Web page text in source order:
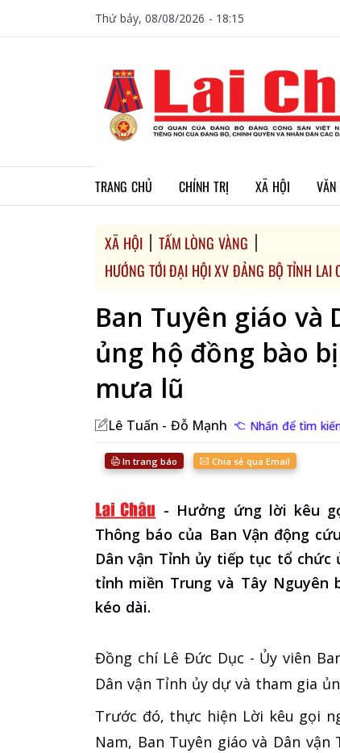
Thứ bảy, 08/08/2026 - 18:15
TRANG CHỦ CHÍNH TRỊ XÃ HỘI
XÃ HỘI
TẤM LÒNG VÀNG
HƯỚNG TỚI ĐẠI HỘI XV ĐẢNG BỘ TỈNH
Ban Tuyên giáo và
ủng hộ đồng bào
mưa lũ
Lê Tuấn - Đỗ Mạnh Nhấn để tìm
In trang báo Chia sẻ qua Email
- Hưởng ứng lời kêu
Thông báo của Ban Vận động
Dân vận Tỉnh ủy tiếp tục tổ chức
tỉnh miền Trung và Tây Nguyên
kéo dài.
Đồng chí Lê Đức Dục - Ủy viên
Dân vận Tỉnh ủy dự và tham gia
​Trước đó, thực hiện Lời kêu gọi
Nam, Ban Tuyên giáo và Dân